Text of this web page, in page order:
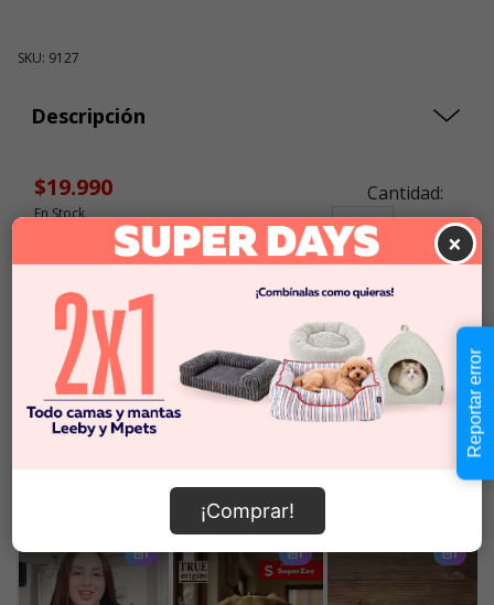
SKU: 9127
Descripción
Cantidad:
-
$19.990
En Stock
Información de envío
×
¡Comprar!
Reportar error